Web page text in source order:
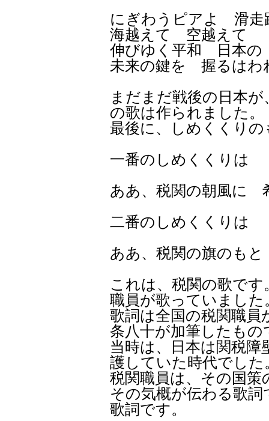
にぎわうピアよ 滑走
海越えて 空越えて
伸びゆく平和 日本の
未来の鍵を 握るはわ
まだまだ戦後の日本
の歌は作られました。
最後に、しめくくり
一番のしめくくりは
ああ、税関の朝風に
二番のしめくくりは
ああ、税関の旗のも
これは、税関の歌で
職員が歌っていました
歌詞は全国の税関職員
条八十が加筆したもの
当時は、日本は関税
護していた時代でした
税関職員は、その国
その気概が伝わる歌
歌詞です。